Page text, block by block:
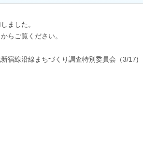
ました。
らご覧ください。
宿線沿線まちづくり調査特別委員会（3/17)